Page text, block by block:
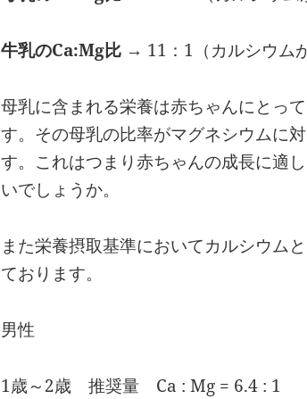
牛乳のCa:Mg比 → 11：1（カルシウム
母乳に含まれる栄養は赤ちゃんにとっ
す。その母乳の比率がマグネシウムに
す。これはつまり赤ちゃんの成長に適
いでしょうか。
また栄養摂取基準においてカルシウム
ております。
男性
1歳～2歳 推奨量 Ca : Mg = 6.4 : 1